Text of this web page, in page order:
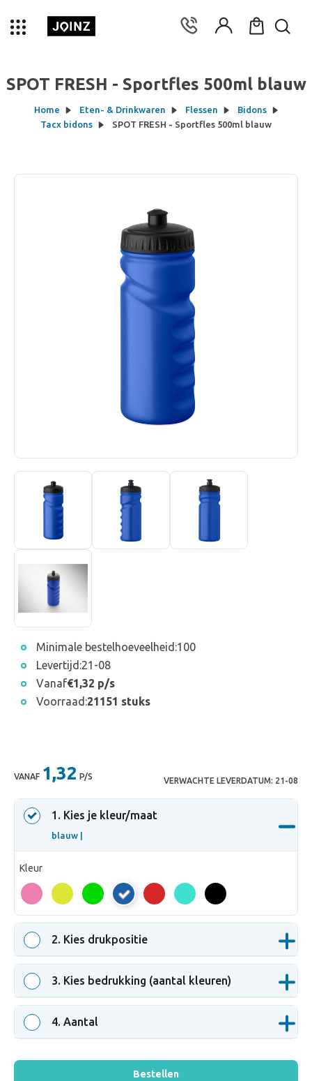
SPOT FRESH - Sportfles 500ml blauw
Home Eten- & Drinkwaren Flessen
Bidons
Tacx bidons
SPOT FRESH - Sportfles 500ml blauw
Minimale bestelhoeveelheid:100
Levertijd:21-08
Vanaf€1,32 p/s
Voorraad:21151 stuks
VANAF 1,32 P/S VERWACHTE LEVERDATUM: 21-08
1 . Kies je kleur/maat
blauw |
Kleur
blauw
2. Kies drukpositie
3. Kies bedrukking (aantal kleuren)
4. Aantal
Bestellen